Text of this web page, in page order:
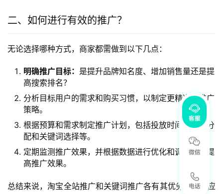
二、如何进行有效的推广？
无论选择哪种方式，商家都需做到以下几点：
明确推广目标： 是提升品牌知名度、增加销售量还是提
高搜索排名？
分析目标用户的需求和购买习惯，以制定更精准的推广
策略。
根据预算和需求制定推广计划，包括投放时间、预算分
配和关键词选择等。
定期监测推广效果，并根据数据进行优化和调整，以提
高推广效果。
总结来说，淘宝全站推广和关键词推广各有其优劣，商家应